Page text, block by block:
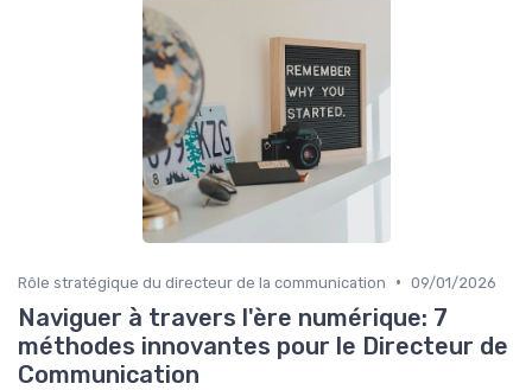
Rôle stratégique du directeur de la communication • 09/01/2026
Naviguer à travers l'ère numérique: 7
méthodes innovantes pour le Directeur de
Communication